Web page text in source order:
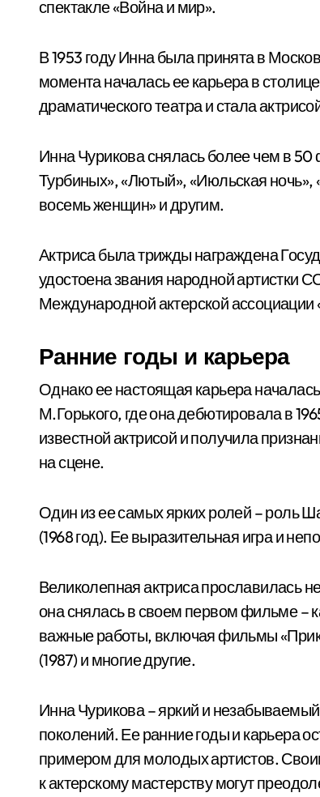
спектакле «Война и мир».
В 1953 году Инна была принята в
момента началась ее карьера в
драматического театра и стала
Инна Чурикова снялась более чем в
Турбиных», «Лютый», «Июльская ночь»,
восемь женщин» и другим.
Актриса была трижды награждена
удостоена звания народной артистки
Международной актерской ассоциации
Ранние годы и карьера
Однако ее настоящая карьера
М.Горького, где она дебютировала в
известной актрисой и получила
на сцене.
Один из ее самых ярких ролей – роль
(1968 год). Ее выразительная игра и
Великолепная актриса прославилась
она снялась в своем первом фильме –
важные работы, включая фильмы
(1987) и многие другие.
Инна Чурикова – яркий и
поколений. Ее ранние годы и карьера
примером для молодых артистов.
к актерскому мастерству могут